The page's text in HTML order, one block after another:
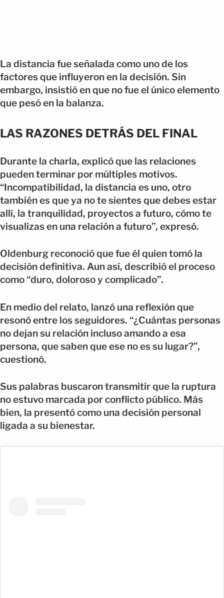
La distancia fue señalada como uno de los
factores que influyeron en la decisión. Sin
embargo, insistió en que no fue el único elemento
que pesó en la balanza.
LAS RAZONES DETRÁS DEL FINAL
Durante la charla, explicó que las relaciones
pueden terminar por múltiples motivos.
“Incompatibilidad, la distancia es uno, otro
también es que ya no te sientes que debes estar
allí, la tranquilidad, proyectos a futuro, cómo te
visualizas en una relación a futuro”, expresó.
Oldenburg reconoció que fue él quien tomó la
decisión definitiva. Aun así, describió el proceso
como “duro, doloroso y complicado”.
En medio del relato, lanzó una reflexión que
resonó entre los seguidores. “¿Cuántas personas
no dejan su relación incluso amando a esa
persona, que saben que ese no es su lugar?”,
cuestionó.
Sus palabras buscaron transmitir que la ruptura
no estuvo marcada por conflicto público. Más
bien, la presentó como una decisión personal
ligada a su bienestar.